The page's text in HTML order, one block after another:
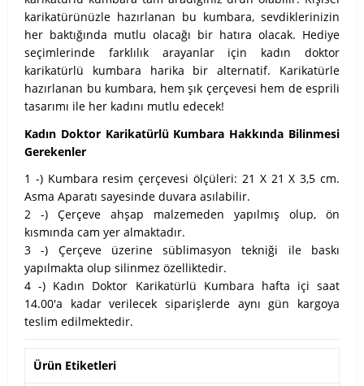
karikatürünüzle hazırlanan bu kumbara, sevdiklerinizin
her baktığında mutlu olacağı bir hatıra olacak. Hediye
seçimlerinde farklılık arayanlar için kadın doktor
karikatürlü kumbara harika bir alternatif. Karikatürle
hazırlanan bu kumbara, hem şık çerçevesi hem de esprili
tasarımı ile her kadını mutlu edecek!
Kadın Doktor Karikatürlü Kumbara Hakkında Bilinmesi
Gerekenler
1 -) Kumbara resim çerçevesi ölçüleri: 21 X 21 X 3,5 cm.
Asma Aparatı sayesinde duvara asılabilir.
2 -) Çerçeve ahşap malzemeden yapılmış olup, ön
kısmında cam yer almaktadır.
3 -) Çerçeve üzerine süblimasyon tekniği ile baskı
yapılmakta olup silinmez özelliktedir.
4 -) Kadın Doktor Karikatürlü Kumbara hafta içi saat
14.00'a kadar verilecek siparişlerde aynı gün kargoya
teslim edilmektedir.
Ürün Etiketleri